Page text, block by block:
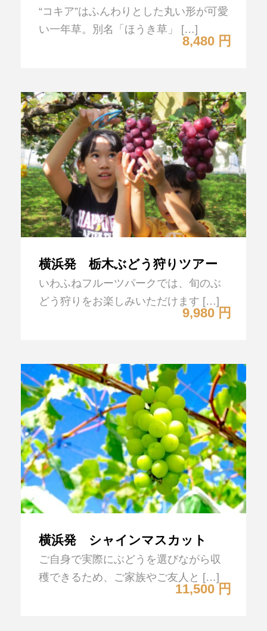
8,480 円
“コキア”はふんわりとした丸い形が可愛
い一年草。別名「ほうき草」 […]
横浜発 栃木ぶどう狩りツアー
9,980 円
いわふねフルーツパークでは、旬のぶ
どう狩りをお楽しみいただけます […]
横浜発 シャインマスカット
11,500 円
ご自身で実際にぶどうを選びながら収
穫できるため、ご家族やご友人と […]